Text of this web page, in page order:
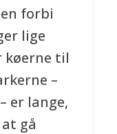
forbi
lige
køerne til
–
er lange,
gå